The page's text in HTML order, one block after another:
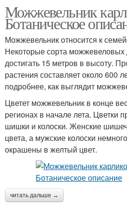
Можжевельник
Ботаническое
Можжевельник относится к
Некоторые сорта можжевеловых
достигать 15 метров в высоту.
растения составляет около 600
подробнее, как выглядит
Цветет можжевельник в конце
регионах в начале лета. Цветки
шишки и колоски. Женские
цвета, а мужские колоски
окрашены в желтый цвет.
читать дальше →